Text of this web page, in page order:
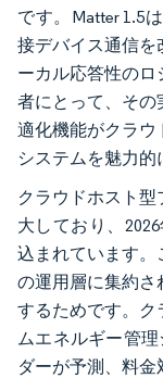
です。Matter 1.5
接デバイス通信を
ーカル応答性の
者にとって、その
適化機能がクラウ
システムを魅力的
クラウドホスト
大しており、
込まれています。
の運用層に集約さ
するためです。ク
ムエネルギー管
ダーが予測、料